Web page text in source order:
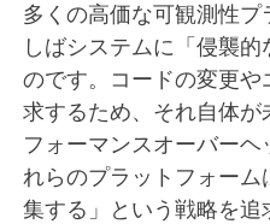
多くの高価な可観測性
しばシステムに「侵襲
のです。コードの変更
求するため、それ自体
フォーマンスオーバー
れらのプラットフォー
集する」という戦略を